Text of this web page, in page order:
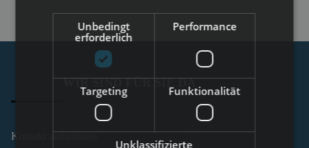
WIR SIND FÜR SIE DA
Kontakt aufnehmen
Unbedingt
erforderlich
Performance
Targeting Funktionalität
Unklassifizierte